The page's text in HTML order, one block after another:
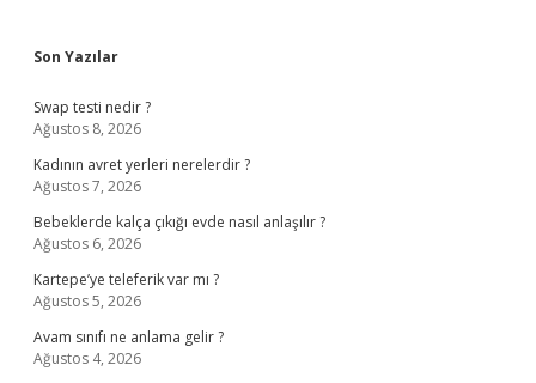
Sidebar
Son Yazılar
Swap testi nedir ?
Ağustos 8, 2026
Kadının avret yerleri nerelerdir ?
Ağustos 7, 2026
Bebeklerde kalça çıkığı evde nasıl anlaşılır ?
Ağustos 6, 2026
Kartepe’ye teleferik var mı ?
Ağustos 5, 2026
Avam sınıfı ne anlama gelir ?
Ağustos 4, 2026